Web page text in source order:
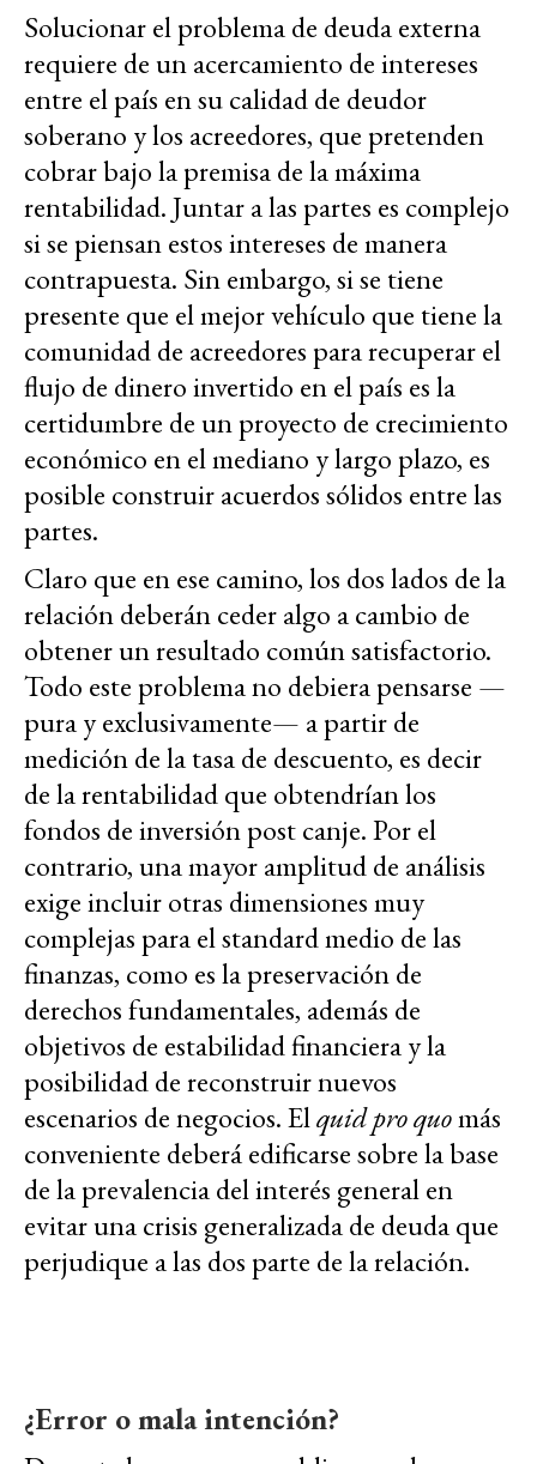
Solucionar el problema de deuda externa
requiere de un acercamiento de intereses
entre el país en su calidad de deudor
soberano y los acreedores, que pretenden
cobrar bajo la premisa de la máxima
rentabilidad. Juntar a las partes es complejo
si se piensan estos intereses de manera
contrapuesta. Sin embargo, si se tiene
presente que el mejor vehículo que tiene la
comunidad de acreedores para recuperar el
flujo de dinero invertido en el país es la
certidumbre de un proyecto de crecimiento
económico en el mediano y largo plazo, es
posible construir acuerdos sólidos entre las
partes.
Claro que en ese camino, los dos lados de la
relación deberán ceder algo a cambio de
obtener un resultado común satisfactorio.
Todo este problema no debiera pensarse —
pura y exclusivamente— a partir de
medición de la tasa de descuento, es decir
de la rentabilidad que obtendrían los
fondos de inversión post canje. Por el
contrario, una mayor amplitud de análisis
exige incluir otras dimensiones muy
complejas para el standard medio de las
finanzas, como es la preservación de
derechos fundamentales, además de
objetivos de estabilidad financiera y la
posibilidad de reconstruir nuevos
escenarios de negocios. Elquid pro quomás
conveniente deberá edificarse sobre la base
de la prevalencia del interés general en
evitar una crisis generalizada de deuda que
perjudique a las dos parte de la relación.
¿Error o mala intención?